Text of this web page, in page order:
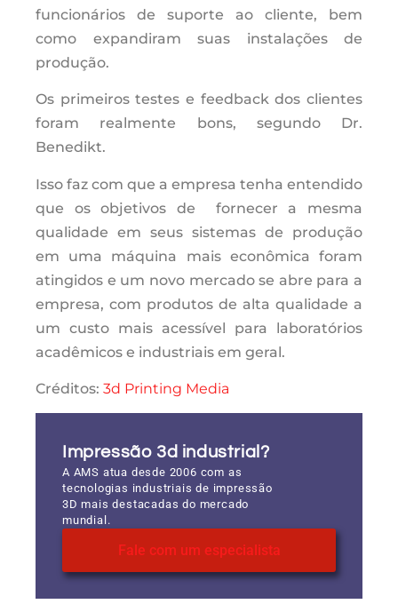
funcionários de suporte ao cliente, bem
como expandiram suas instalações de
produção.
Os primeiros testes e feedback dos clientes
foram realmente bons, segundo Dr.
Benedikt.
Isso faz com que a empresa tenha entendido
que os objetivos de fornecer a mesma
qualidade em seus sistemas de produção
em uma máquina mais econômica foram
atingidos e um novo mercado se abre para a
empresa, com produtos de alta qualidade a
um custo mais acessível para laboratórios
acadêmicos e industriais em geral.
Créditos: 3d Printing Media
Impressão 3d industrial?
A AMS atua desde 2006 com as
tecnologias industriais de impressão
3D mais destacadas do mercado
mundial.
Fale com um especialista